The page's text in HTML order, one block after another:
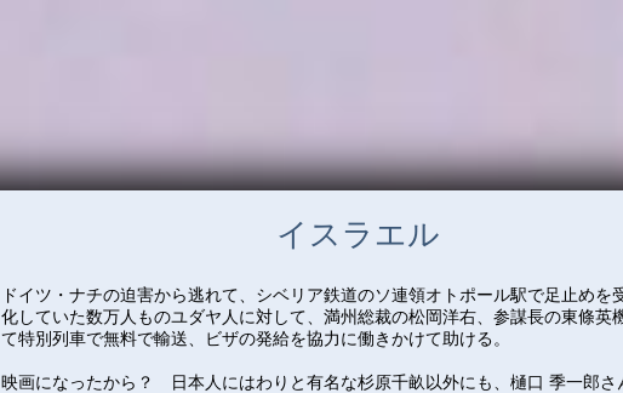
イスラエル
ドイツ・ナチの迫害から逃れて、シベリア鉄道のソ連領オトポール駅で足止めを
化していた数万人ものユダヤ人に対して、満州総裁の松岡洋右、参謀長の東條英
て特別列車で無料で輸送、ビザの発給を協力に働きかけて助ける。
映画になったから？ 日本人にはわりと有名な杉原千畝以外にも、樋口 季一郎さ